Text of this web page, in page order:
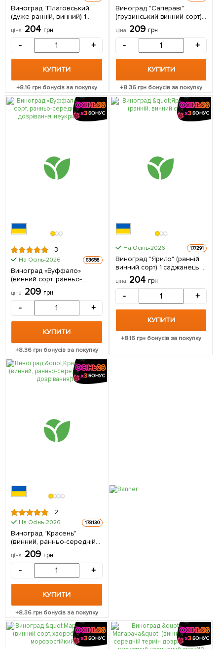
Виноград "Платовський"
(дуже ранній, винний) 1
саджанець в упаковці
ціна 204 грн
- +
КУПИТИ
+8.16 грн бонусів за покупку
Виноград "Сапераві"
(грузинський винний сорт) 1
саджанець в упаковці
ціна 209 грн
- +
КУПИТИ
+8.36грн бонусів за покупку
3
На Осінь-2026 63658
Виноград «Буффало»
(винний сорт, ранньо-
середній термін
дозрівання, неукривний) 1
саджанець в упаковці
ціна 209 грн
- +
КУПИТИ
+8.36 грн бонусів за покупку
На Осінь-2026 177291
Виноград "Ярило" (ранній,
винний сорт) 1 саджанець в
упаковці
ціна 204 грн
- +
КУПИТИ
+8.16грн бонусів за покупку
2
На Осінь-2026 178130
Виноград "Красень"
(винний, ранньо-середній
термін дозрівання) 1
саджанець в упаковці
ціна 209 грн
- +
КУПИТИ
+8.36 грн бонусів за покупку